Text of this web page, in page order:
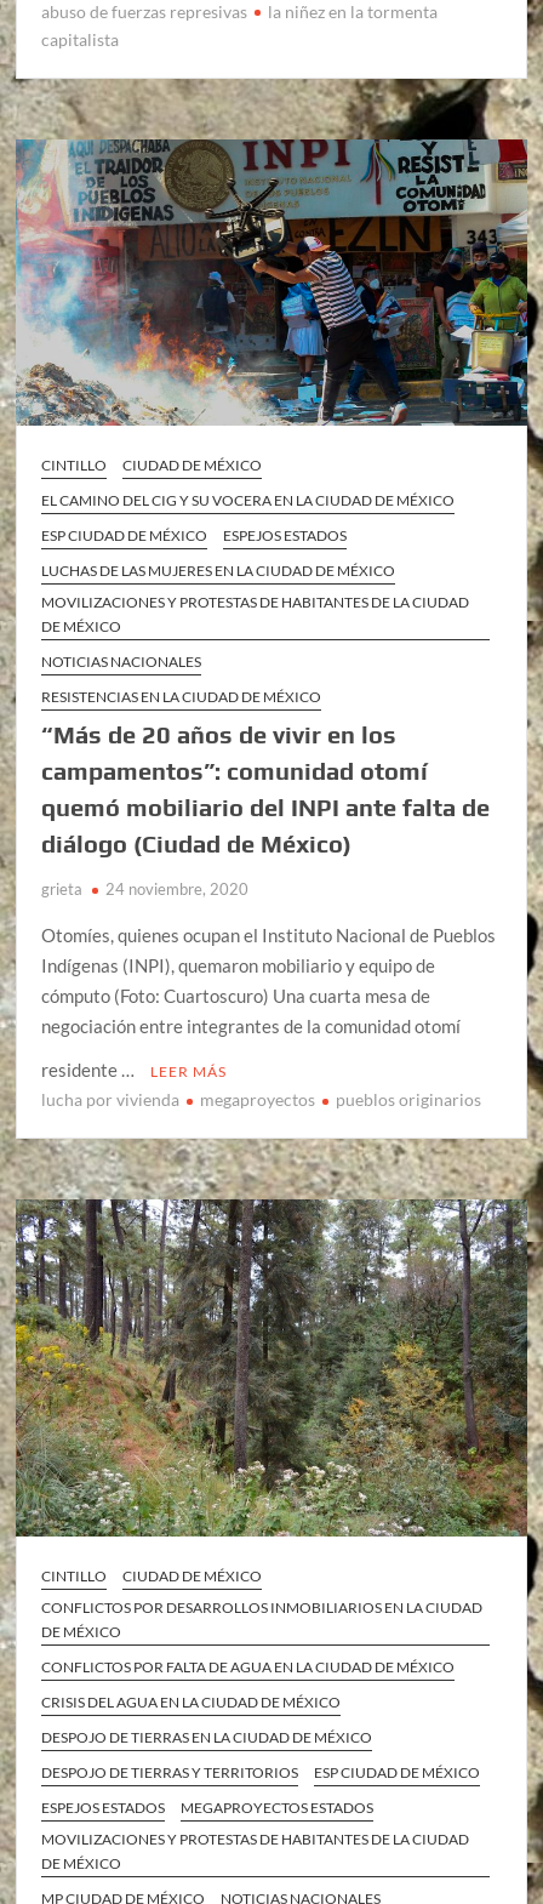
abuso de fuerzas represivas
la niñez en la tormenta
capitalista
CINTILLO
CIUDAD DE MÉXICO
EL CAMINO DEL CIG Y SU VOCERA EN LA CIUDAD DE MÉXICO
ESP CIUDAD DE MÉXICO
ESPEJOS ESTADOS
LUCHAS DE LAS MUJERES EN LA CIUDAD DE MÉXICO
MOVILIZACIONES Y PROTESTAS DE HABITANTES DE LA CIUDAD
DE MÉXICO
NOTICIAS NACIONALES
RESISTENCIAS EN LA CIUDAD DE MÉXICO
“Más de 20 años de vivir en los
campamentos”: comunidad otomí
quemó mobiliario del INPI ante falta de
diálogo (Ciudad de México)
grieta 24 noviembre, 2020
Otomíes, quienes ocupan el Instituto Nacional de Pueblos
Indígenas (INPI), quemaron mobiliario y equipo de
cómputo (Foto: Cuartoscuro) Una cuarta mesa de
negociación entre integrantes de la comunidad otomí
residente …
LEER MÁS
lucha por vivienda megaproyectos pueblos originarios
CINTILLO
CIUDAD DE MÉXICO
CONFLICTOS POR DESARROLLOS INMOBILIARIOS EN LA CIUDAD
DE MÉXICO
CONFLICTOS POR FALTA DE AGUA EN LA CIUDAD DE MÉXICO
CRISIS DEL AGUA EN LA CIUDAD DE MÉXICO
DESPOJO DE TIERRAS EN LA CIUDAD DE MÉXICO
DESPOJO DE TIERRAS Y TERRITORIOS
ESP CIUDAD DE MÉXICO
ESPEJOS ESTADOS
MEGAPROYECTOS ESTADOS
MOVILIZACIONES Y PROTESTAS DE HABITANTES DE LA CIUDAD
DE MÉXICO
MP CIUDAD DE MÉXICO
NOTICIAS NACIONALES